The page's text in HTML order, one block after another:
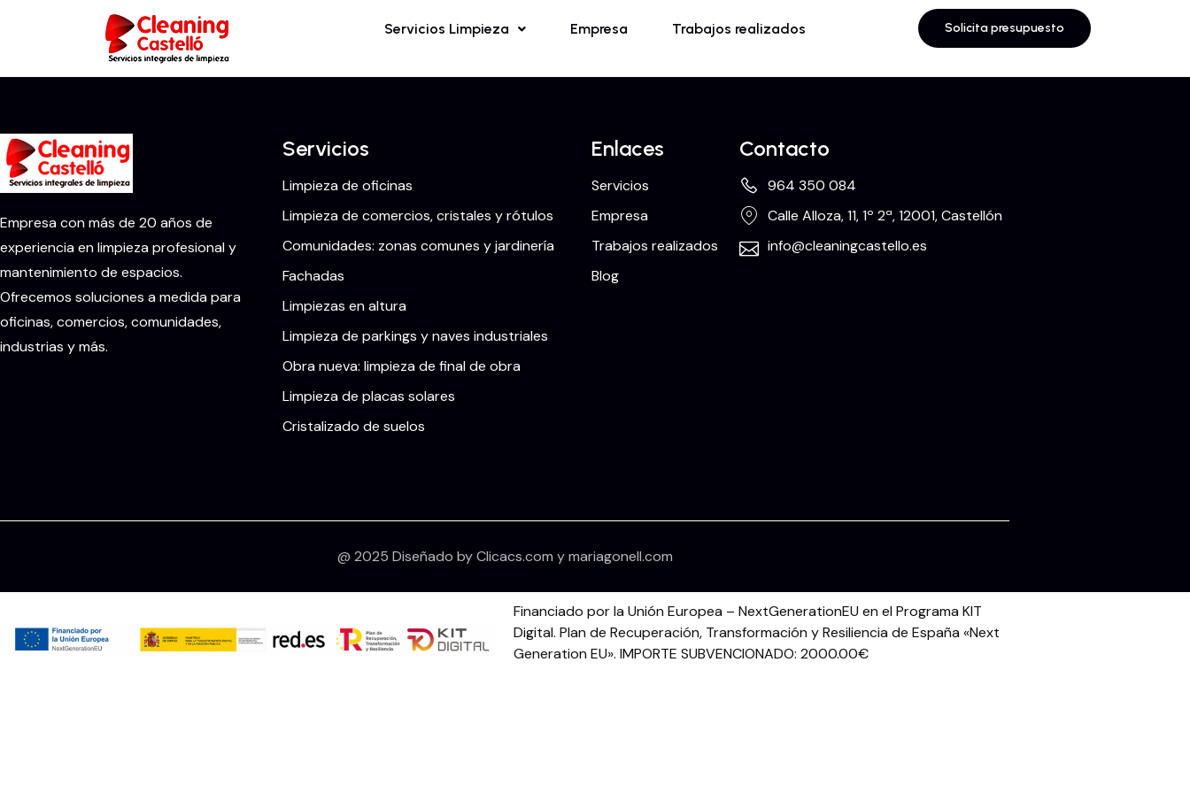
Servicios Limpieza Empresa Trabajos realizados Solicita presupuesto
Empresa con más de 20 años de
experiencia en limpieza profesional y
mantenimiento de espacios.
Ofrecemos soluciones a medida para
oficinas, comercios, comunidades,
industrias y más.
Servicios
Limpieza de oficinas
Limpieza de comercios, cristales y rótulos
Comunidades: zonas comunes y jardinería
Fachadas
Limpiezas en altura
Limpieza de parkings y naves industriales
Obra nueva: limpieza de final de obra
Limpieza de placas solares
Cristalizado de suelos
Enlaces
Servicios
Empresa
Trabajos realizados
Blog
Contacto
964 350 084
Calle Alloza, 11, 1º 2ª, 12001, Castellón
info@cleaningcastello.es
@ 2025 Diseñado byClicacs.com ymariagonell.com
Financiado por la Unión Europea – NextGenerationEU en el Programa KIT
Digital. Plan de Recuperación, Transformación y Resiliencia de España «Next
Generation EU». IMPORTE SUBVENCIONADO: 2000.00€